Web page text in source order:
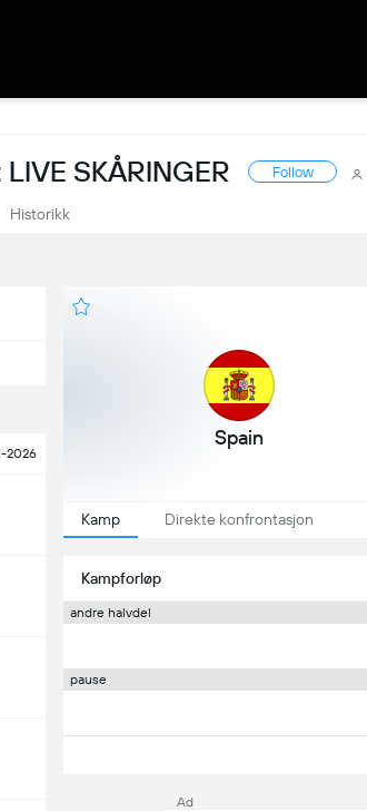
SKÅRINGER Follow
Historikk
2026
Spain
Kamp Direkte konfrontasjon
Kampforløp
andre halvdel
pause
Ad